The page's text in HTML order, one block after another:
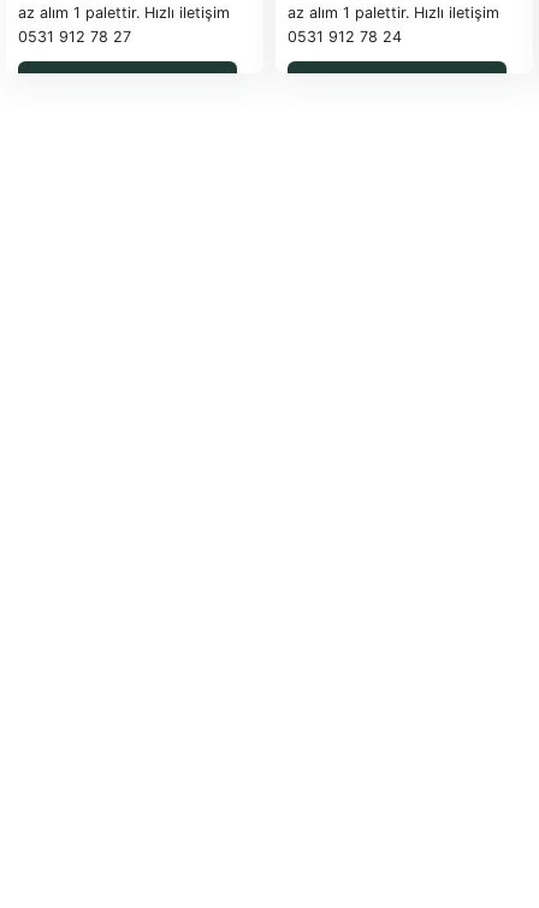
az alım 1 palettir. Hızlı iletişim
0531 912 78 27
az alım 1 palettir. Hızlı iletişim
0531 912 78 24